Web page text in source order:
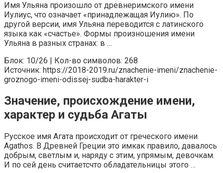
Имя Ульяна произошло от древнеримского имени
Иулиус, что означает «принадлежащая Иулию». По
другой версии, имя Ульяна переводится с латинского
языка как «счастье». Формы произношения имени
Ульяна в разных странах: в …
Блок: 10/26 | Кол-во символов: 268
Источник: https://2018-2019.ru/znachenie-imeni/znachenie-
groznogo-imeni-odissej-sudba-harakter-i
Значение, происхождение имени,
характер и судьба Агаты
Русское имя Агата происходит от греческого имени
Agathos. В Древней Греции это имкак правило, давалось
добрым, светлым и, наряду с этим, упрямым, девочкам.
И по сей день считаетсчто обладательницы этого …